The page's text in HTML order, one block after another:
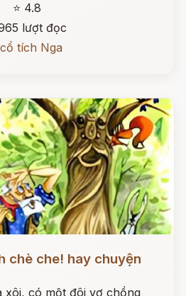
⭐ 4.8
lượt đọc
tích Nga
chè che! hay chuyện
xôi, có một đôi vợ chồng